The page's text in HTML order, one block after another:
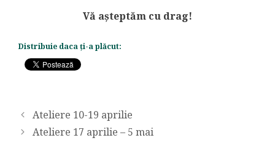
Vă așteptăm cu drag!
Distribuie daca ți-a plăcut:
Ateliere 10-19 aprilie
Ateliere 17 aprilie – 5 mai